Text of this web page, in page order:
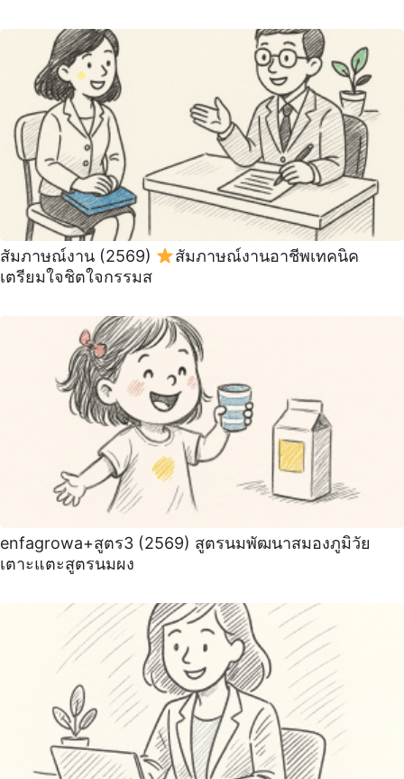
สัมภาษณ์งาน (2569)
สัมภาษณ์งานอาชีพเทคนิค
เตรียมใจชิตใจกรรมส
enfagrowa+สูตร3 (2569) สูตรนมพัฒนาสมองภูมิวัย
เตาะแตะสูตรนมผง